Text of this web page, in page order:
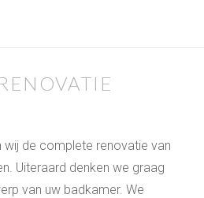
wij de complete renovatie van
Uiteraard denken we graag
van uw badkamer. We